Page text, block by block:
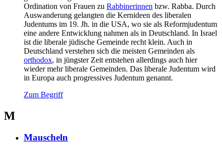
Ordination von Frauen zu Rabbinerinnen bzw. Rabba. Durch
Auswanderung gelangten die Kernideen des liberalen
Judentums im 19. Jh. in die USA, wo sie als Reformjudentum
eine andere Entwicklung nahmen als in Deutschland. In Israel
ist die liberale jüdische Gemeinde recht klein. Auch in
Deutschland verstehen sich die meisten Gemeinden als
orthodox, in jüngster Zeit entstehen allerdings auch hier
wieder mehr liberale Gemeinden. Das liberale Judentum wird
in Europa auch progressives Judentum genannt.
Zum Begriff
M
Mauscheln